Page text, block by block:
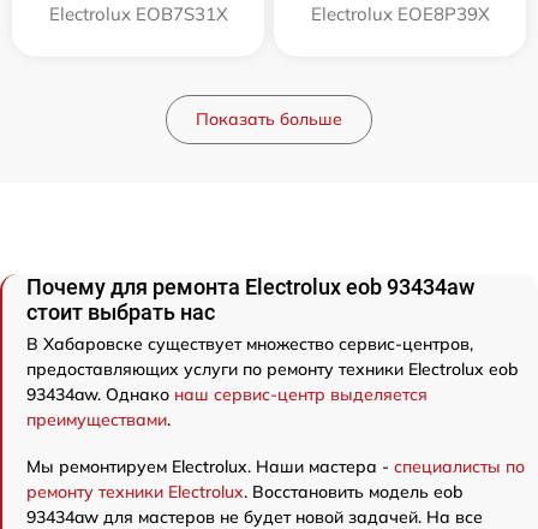
Electrolux EOB7S31X Electrolux EOE8P39X
Показать больше
Почему для ремонта Electrolux eob 93434aw
стоит выбрать нас
В Хабаровске существует множество сервис-центров,
предоставляющих услуги по ремонту техники Electrolux eob
93434aw. Однако наш сервис-центр выделяется
преимуществами.
Мы ремонтируем Electrolux. Наши мастера - специалисты по
ремонту техники Electrolux. Восстановить модель eob
93434aw для мастеров не будет новой задачей. На все